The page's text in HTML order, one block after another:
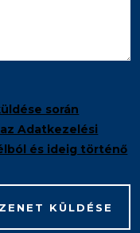
során
Adatkezelési
és ideig történő
KÜLDÉSE